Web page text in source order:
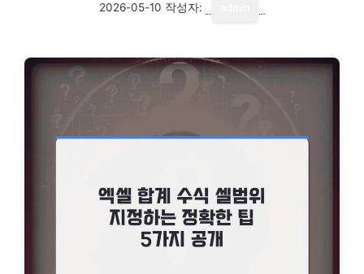
2026-05-10 작성자: